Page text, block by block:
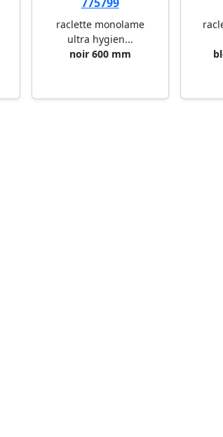
775799
raclette monolame
ultra hygien...
noir 600 mm